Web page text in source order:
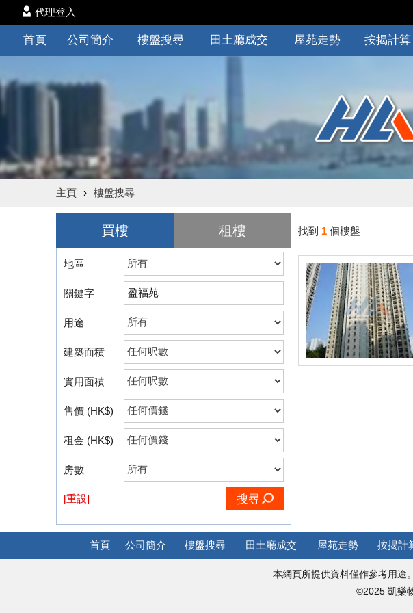
代理登入
首頁 公司簡介 樓盤搜尋 田土廳成交 屋苑走勢 按揭計算
主頁 › 樓盤搜尋
買樓 租樓
地區
關鍵字
用途
建築面積
實用面積
售價 (HK$)
租金 (HK$)
房數
[重設] 搜尋
找到 1 個樓盤
首頁 公司簡介 樓盤搜尋 田土廳成交 屋苑走勢 按揭計
本網頁所提供資料僅作參考用途
©2025 凱樂